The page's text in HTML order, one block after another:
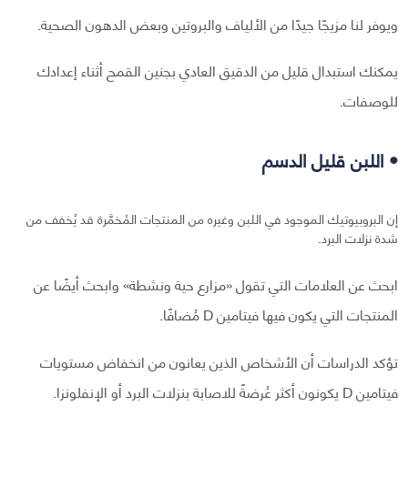
ويوفر لنا مزيجًا جيدًا من الألياف والبروتين وبعض الدهون الصحية.
يمكنك استبدال قليل من الدقيق العادي بجنين القمح أثناء إعدادك
للوصفات.
• اللبن قليل الدسم
إن البروبيوتيك الموجود في اللبن وغيره من المنتجات المُخمَّرة قد يُخفف من
شدة نزلات البرد.
ابحث عن العلامات التي تقول «مزارع حية ونشطة» وابحث أيضًا عن
المنتجات التي يكون فيها فيتامين D مُضافًا.
تؤكد الدراسات أن الأشخاص الذين يعانون من انخفاض مستويات
فيتامين D يكونون أكثر عُرضةً للاصابة بنزلات البرد أو الإنفلونزا.